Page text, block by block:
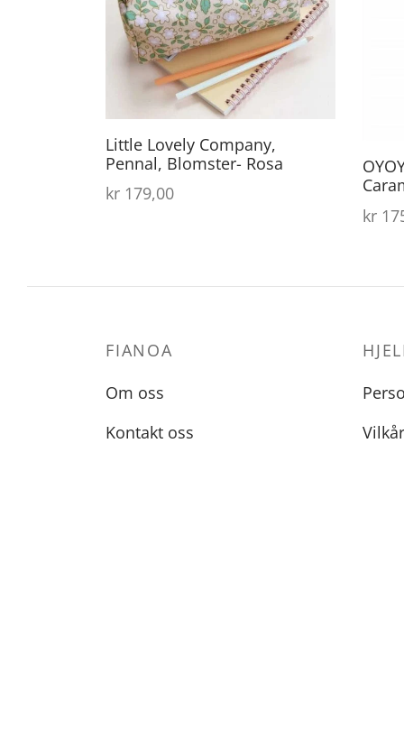
Little Lovely Company,
Pennal, Blomster- Rosa
kr 179,00
kr
FIANOA
Om oss
Kontakt oss
Vilkår